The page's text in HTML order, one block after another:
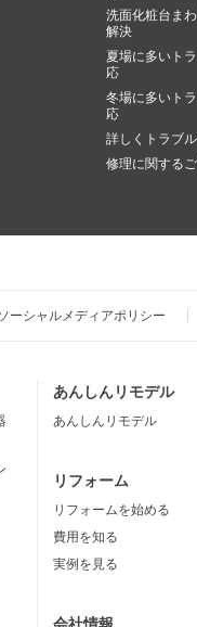
洗面化粧台ま
解決
夏場に多いト
応
冬場に多いト
応
詳しくトラブ
修理に関する
ーシャルメディアポリシー
あんしんリモデル
あんしんリモデル
リフォーム
リフォームを始める
費用を知る
実例を見る